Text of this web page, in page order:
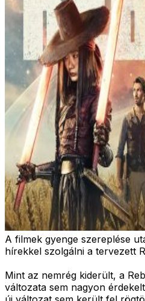
A filmek gyenge szereplése
hírekkel szolgálni a tervezett
Mint az nemrég kiderült, a
változata sem nagyon